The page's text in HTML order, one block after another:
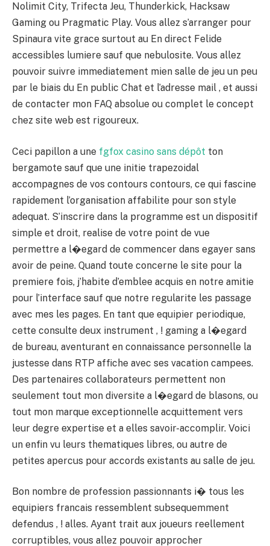
Nolimit City, Trifecta Jeu, Thunderkick, Hacksaw
Gaming ou Pragmatic Play. Vous allez s’arranger pour
Spinaura vite grace surtout au En direct Felide
accessibles lumiere sauf que nebulosite. Vous allez
pouvoir suivre immediatement mien salle de jeu un peu
par le biais du En public Chat et l’adresse mail , et aussi
de contacter mon FAQ absolue ou complet le concept
chez site web est rigoureux.
Ceci papillon a une fgfox casino sans dépôt ton
bergamote sauf que une initie trapezoidal
accompagnes de vos contours contours, ce qui fascine
rapidement l’organisation affabilite pour son style
adequat. S’inscrire dans la programme est un dispositif
simple et droit, realise de votre point de vue
permettre a l�egard de commencer dans egayer sans
avoir de peine. Quand toute concerne le site pour la
premiere fois, j’habite d’emblee acquis en notre amitie
pour l’interface sauf que notre regularite les passage
avec mes les pages. En tant que equipier periodique,
cette consulte deux instrument , ! gaming a l�egard
de bureau, aventurant en connaissance personnelle la
justesse dans RTP affiche avec ses vacation campees.
Des partenaires collaborateurs permettent non
seulement tout mon diversite a l�egard de blasons, ou
tout mon marque exceptionnelle acquittement vers
leur degre expertise et a elles savoir-accomplir. Voici
un enfin vu leurs thematiques libres, ou autre de
petites apercus pour accords existants au salle de jeu.
Bon nombre de profession passionnants i� tous les
equipiers francais ressemblent subsequemment
defendus , ! alles. Ayant trait aux joueurs reellement
corruptibles, vous allez pouvoir approcher